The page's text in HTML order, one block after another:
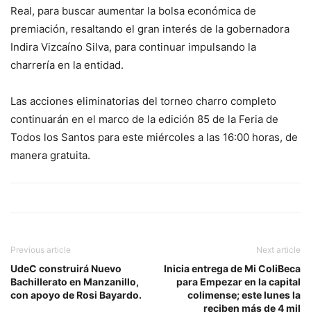
Real, para buscar aumentar la bolsa económica de
premiación, resaltando el gran interés de la gobernadora
Indira Vizcaíno Silva, para continuar impulsando la
charrería en la entidad.
Las acciones eliminatorias del torneo charro completo
continuarán en el marco de la edición 85 de la Feria de
Todos los Santos para este miércoles a las 16:00 horas, de
manera gratuita.
Previous article
UdeC construirá Nuevo
Bachillerato en Manzanillo,
con apoyo de Rosi Bayardo.
Next article
Inicia entrega de Mi ColiBeca
para Empezar en la capital
colimense; este lunes la
reciben más de 4 mil